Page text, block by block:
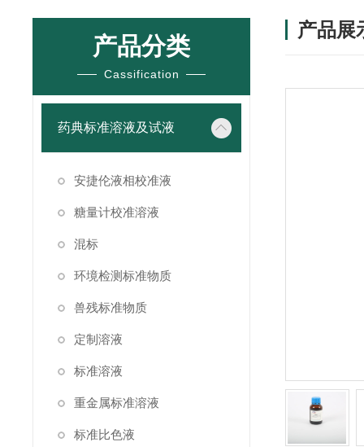
产品分类
Cassification
药典标准溶液及试液
安捷伦液相校准液
糖量计校准溶液
混标
环境检测标准物质
兽残标准物质
定制溶液
标准溶液
重金属标准溶液
标准比色液
产品展